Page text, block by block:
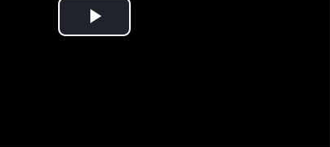
Play